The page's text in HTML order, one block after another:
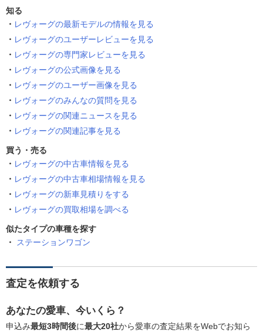
知る
レヴォーグの最新モデルの情報を見る
レヴォーグのユーザーレビューを見る
レヴォーグの専門家レビューを見る
レヴォーグの公式画像を見る
レヴォーグのユーザー画像を見る
レヴォーグのみんなの質問を見る
レヴォーグの関連ニュースを見る
レヴォーグの関連記事を見る
買う・売る
レヴォーグの中古車情報を見る
レヴォーグの中古車相場情報を見る
レヴォーグの新車見積りをする
レヴォーグの買取相場を調べる
似たタイプの車種を探す
ステーションワゴン
査定を依頼する
あなたの愛車、今いくら？
申込み最短3時間後に最大20社から愛車の査定結果をWebでお知ら